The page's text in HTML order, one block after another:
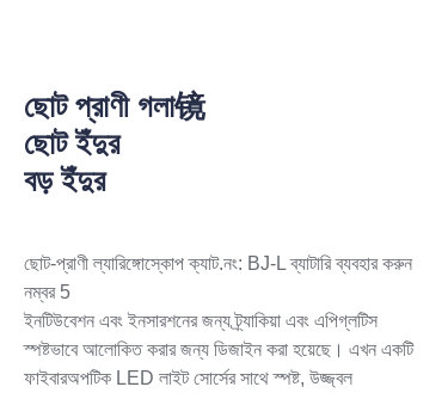
ছোট প্রাণী গলা镜
ছোট ইঁদুর
বড় ইঁদুর
ছোট-প্রাণী ল্যারিঙ্গোস্কোপ ক্যাট.নং: BJ-L ব্যাটারি ব্যবহার করুন
নম্বর 5
ইনটিউবেশন এবং ইনসারশনের জন্য ট্র্যাকিয়া এবং এপিগ্লটিস
স্পষ্টভাবে আলোকিত করার জন্য ডিজাইন করা হয়েছে। এখন একটি
ফাইবারঅপটিক LED লাইট সোর্সের সাথে স্পষ্ট, উজ্জ্বল